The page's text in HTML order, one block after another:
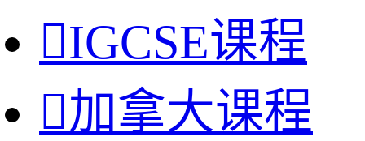
IGCSE课程
加拿大课程